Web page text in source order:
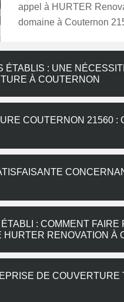
appel à HURTER
domaine à Couternon
ÉTABLIS : UNE
À COUTERNON
COUTERNON 21560 :
: COMMENT
HURTER RENOVATION À
DE COUVERTURE